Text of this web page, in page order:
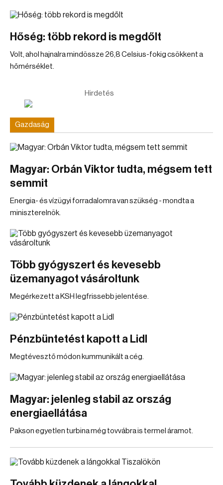
Hőség: több rekord is megdőlt
Volt, ahol hajnalra mindössze 26,8 Celsius-fokig csökkent a
hőmérséklet.
Hirdetés
Gazdaság
Magyar: Orbán Viktor tudta, mégsem tett
semmit
Energia- és vízügyi forradalomra van szükség - mondta a
miniszterelnök.
Több gyógyszert és kevesebb
üzemanyagot vásároltunk
Megérkezett a KSH legfrissebb jelentése.
Pénzbüntetést kapott a Lidl
Megtévesztő módon kummunikált a cég.
Magyar: jelenleg stabil az ország
energiaellátása
Pakson egyetlen turbina még tovvábra is termel áramot.